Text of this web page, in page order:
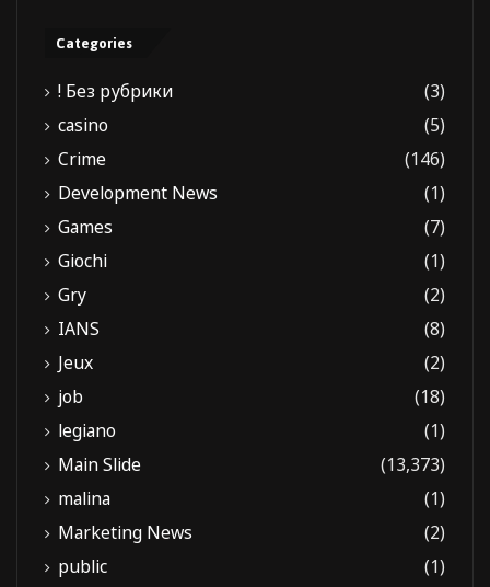
Categories
! Без рубрики
(3)
casino
(5)
Crime
(146)
Development News
(1)
Games
(7)
Giochi
(1)
Gry
(2)
IANS
(8)
Jeux
(2)
job
(18)
legiano
(1)
Main Slide
(13,373)
malina
(1)
Marketing News
(2)
public
(1)